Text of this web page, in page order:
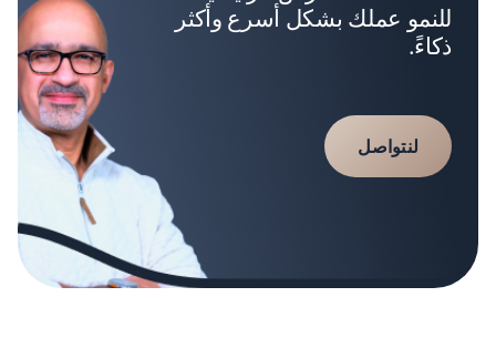
للنمو عملك بشكل أسرع وأكثر
ذكاءً.
لنتواصل